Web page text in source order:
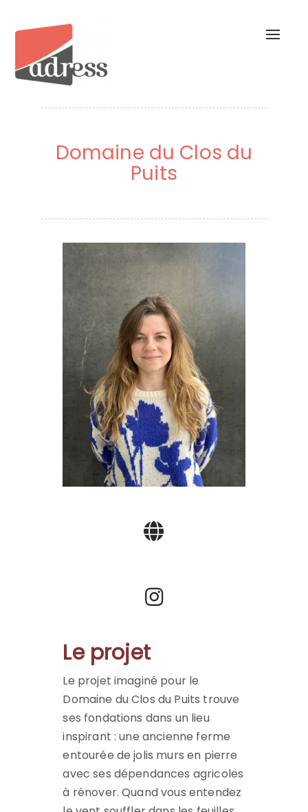
Domaine du Clos du
Puits
Le projet
Le projet imaginé pour le
Domaine du Clos du Puits trouve
ses fondations dans un lieu
inspirant : une ancienne ferme
entourée de jolis murs en pierre
avec ses dépendances agricoles
à rénover. Quand vous entendez